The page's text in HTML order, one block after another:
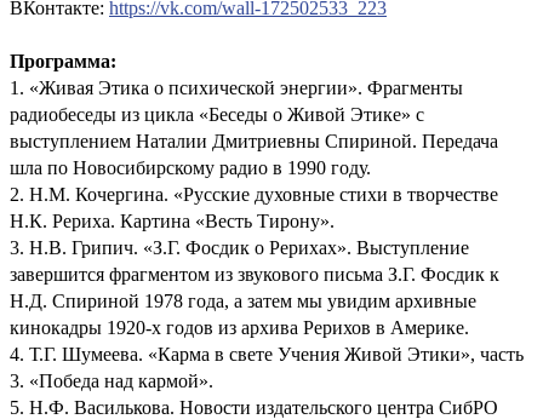
ВКонтакте: https://vk.com/wall-172502533_223
Программа:
1. «Живая Этика о психической энергии». Фрагменты
радиобеседы из цикла «Беседы о Живой Этике» c
выступлением Наталии Дмитриевны Спириной. Передача
шла по Новосибирскому радио в 1990 году.
2. Н.М. Кочергина. «Русские духовные стихи в творчестве
Н.К. Рериха. Картина «Весть Тирону».
3. Н.В. Грипич. «З.Г. Фосдик о Рерихах». Выступление
завершится фрагментом из звукового письма З.Г. Фосдик к
Н.Д. Спириной 1978 года, а затем мы увидим архивные
кинокадры 1920-х годов из архива Рерихов в Америке.
4. Т.Г. Шумеева. «Карма в свете Учения Живой Этики», часть
3. «Победа над кармой».
5. Н.Ф. Василькова. Новости издательского центра СибРО